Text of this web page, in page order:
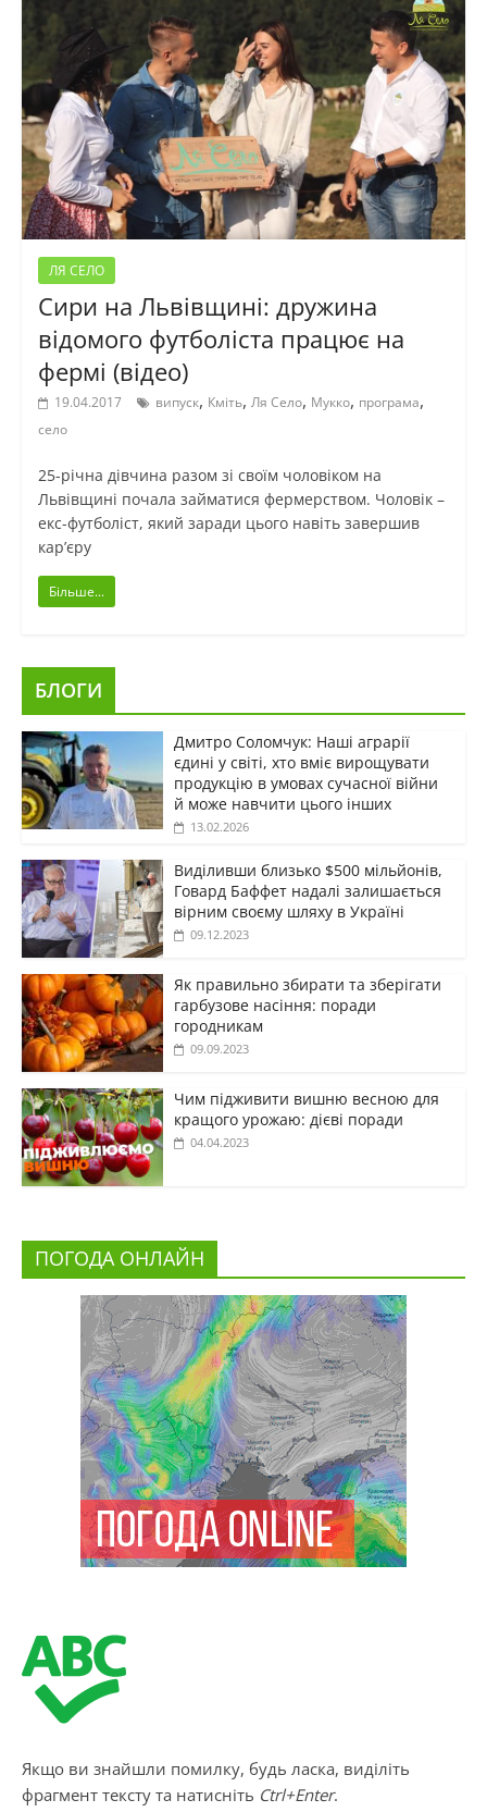
ЛЯ СЕЛО
Сири на Львівщині: дружина
відомого футболіста працює на
фермі (відео)
19.04.2017 випуск, Кміть, Ля Село, Мукко, програма,
село
25-річна дівчина разом зі своїм чоловіком на
Львівщині почала займатися фермерством. Чоловік –
екс-футболіст, який заради цього навіть завершив
кар’єру
Більше...
БЛОГИ
Дмитро Соломчук: Наші аграрії
єдині у світі, хто вміє вирощувати
продукцію в умовах сучасної війни
й може навчити цього інших
13.02.2026
Виділивши близько $500 мільйонів,
Говард Баффет надалі залишається
вірним своєму шляху в Україні
09.12.2023
Як правильно збирати та зберігати
гарбузове насіння: поради
городникам
09.09.2023
Чим підживити вишню весною для
кращого урожаю: дієві поради
04.04.2023
ПОГОДА ОНЛАЙН
Якщо ви знайшли помилку, будь ласка, виділіть
фрагмент тексту та натисніть Ctrl+Enter.